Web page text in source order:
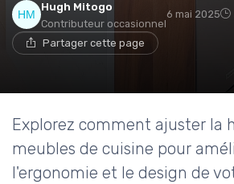
Hugh Mitogo
Contributeur occasionnel
6 mai 2025
Partager cette page
Explorez comment ajuster la
meubles de cuisine pour
l'ergonomie et le design de